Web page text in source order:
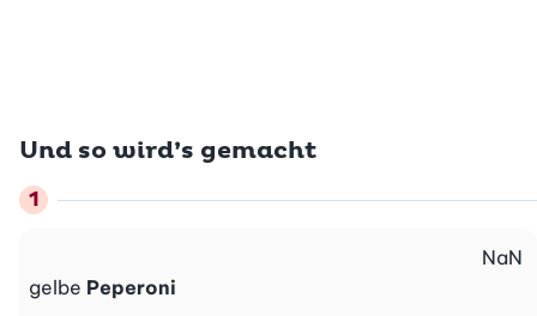
Und so wird’s gemacht
gelbe Peperoni
NaN